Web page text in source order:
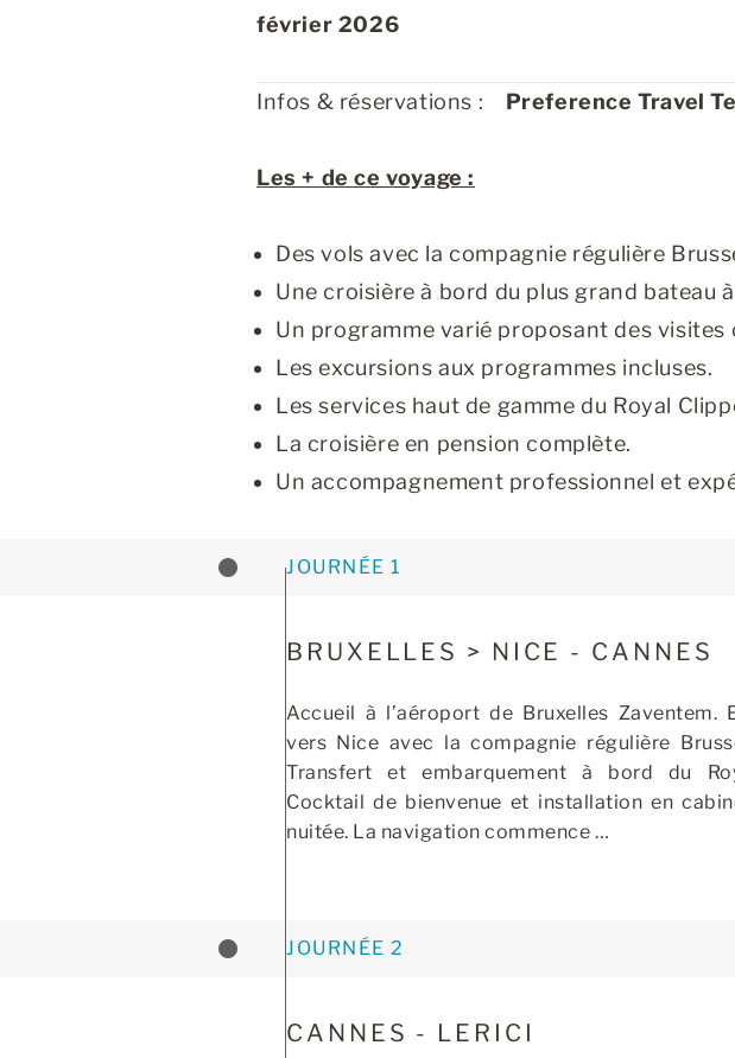
février 2026
Infos & réservations : Preference Travel
Les + de ce voyage :
Des vols avec la compagnie régulière
Une croisière à bord du plus grand bateau
Un programme varié proposant des
Les excursions aux programmes incluses.
Les services haut de gamme du Royal
La croisière en pension complète.
Un accompagnement professionnel et
JOURNÉE 1
BRUXELLES > NICE - CANNES
Accueil à l’aéroport de Bruxelles Zaventem.
vers Nice avec la compagnie régulière
Transfert et embarquement à bord du
Cocktail de bienvenue et installation en
nuitée. La navigation commence …
JOURNÉE 2
CANNES - LERICI